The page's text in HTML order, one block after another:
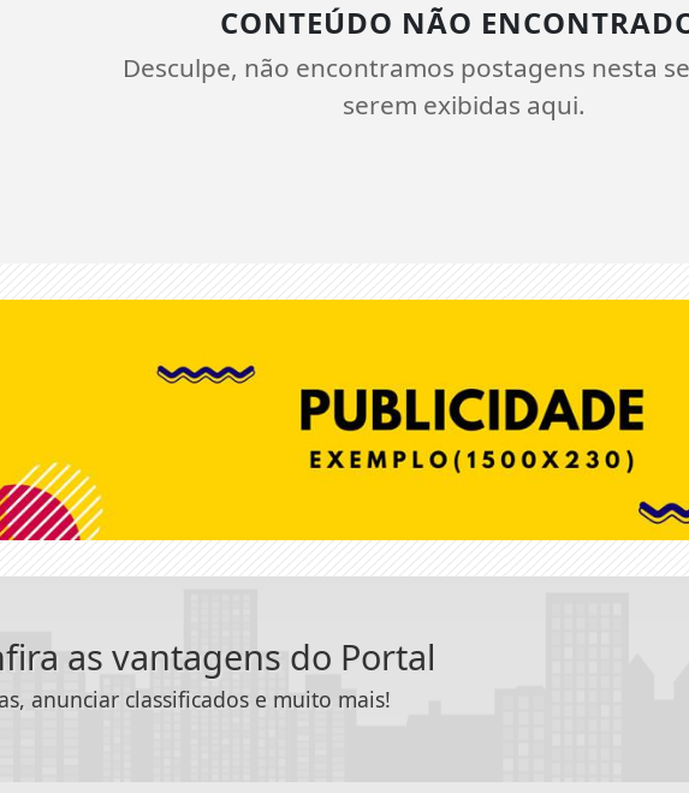
CONTEÚDO NÃO
Desculpe, não encontramos postagens nesta
serem exibidas aqui.
as vantagens do Portal
anunciar classificados e muito mais!